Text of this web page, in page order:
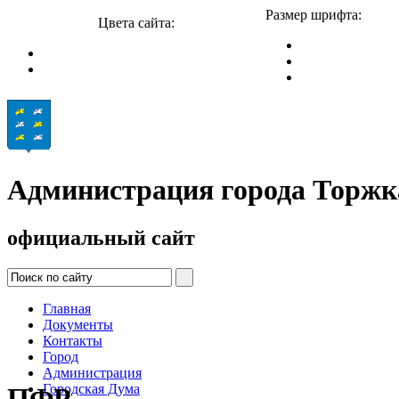
Цвета сайта:
Размер шрифта:
Администрация города
официальный сайт
Главная
Документы
Контакты
Город
Администрация
Городская Дума